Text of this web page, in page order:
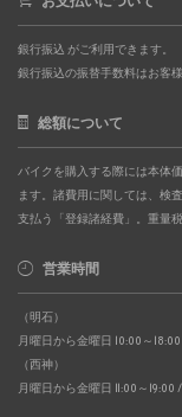
銀行振込 がご利用できます。
銀行振込の振替手数料はお客
総額について
バイクを購入する際には本体
ます。諸費用に関しては、検
支払う「登録諸経費」。重量
営業時間
（明石）
月曜日から金曜日 10:00～
（西神）
月曜日から金曜日 11:00～19:00